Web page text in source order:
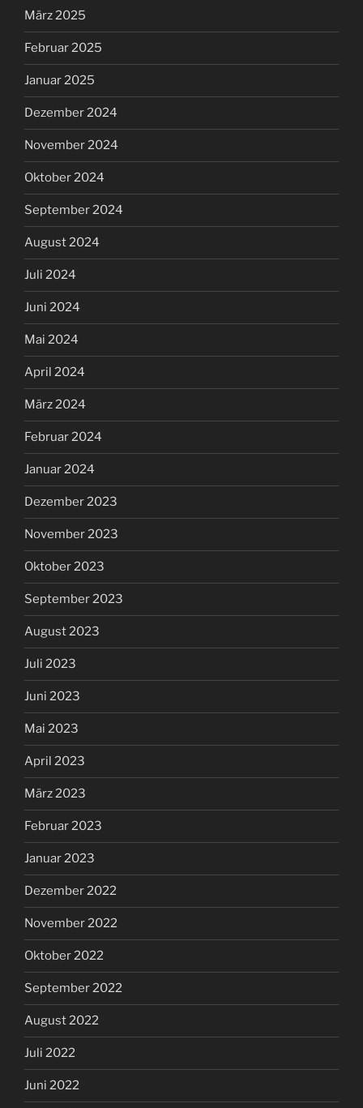
März 2025
Februar 2025
Januar 2025
Dezember 2024
November 2024
Oktober 2024
September 2024
August 2024
Juli 2024
Juni 2024
Mai 2024
April 2024
März 2024
Februar 2024
Januar 2024
Dezember 2023
November 2023
Oktober 2023
September 2023
August 2023
Juli 2023
Juni 2023
Mai 2023
April 2023
März 2023
Februar 2023
Januar 2023
Dezember 2022
November 2022
Oktober 2022
September 2022
August 2022
Juli 2022
Juni 2022